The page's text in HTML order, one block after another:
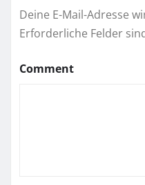
Deine E-Mail-Adresse
Erforderliche Felder
Comment